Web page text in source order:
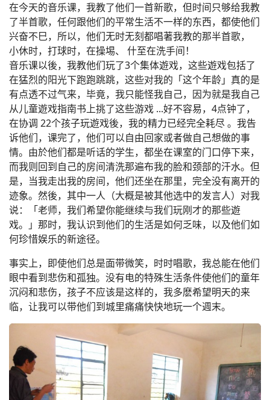
在今天的音乐课，我教了他们一首新歌，但时间只够给我教
了半首歌，任何跟他们的平常生活不一样的东西，都使他们
兴奋不巳，所以，他们无时无刻都唱著我教的那半首歌，
小休时，打球时，在操埸、 什至在洗手间！
音乐课以後，我教他们玩了3个集体遊戏，这些遊戏包括了
在猛烈的阳光下跑跑跳跳，这些对我的「这个年龄」真的是
有点透不过气来，毕竟，我只能怪我自己，因为就是我自己
从儿童遊戏指南书上挑了这些游戏 ...好不容易，4点钟了，
在协调 22个孩子玩遊戏後，我的精力已经完全耗尽 。我告
诉他们，课完了，他们可以自由回家或者做自己想做的事
情。由於他们都是听话的学生，都坐在课室的门口停下来，
而我则回到自己的房间清洗那遍布我的脸和颈部的汗水。但
是，当我走出我的房间，他们还坐在那里，完全没有离开的
迹象。然後，其中一人（大概是被其他选中的发言人）对我
说：「老师，我们希望你能继续与我们玩刚才的那些遊
戏。」那时，我认识到他们的生活是如何乏味，以及他们如
何珍惜娱乐的新途径。
事实上，即使他们总是面带微笑，时时唱歌，我总能在他们
眼中看到悲伤和孤独。没有电的特殊生活条件使他们的童年
沉闷和悲伤，孩子不应该是这样的，我多麽希望明天的来
临，让我可以带他们到城里痛痛快快地玩一个週末。